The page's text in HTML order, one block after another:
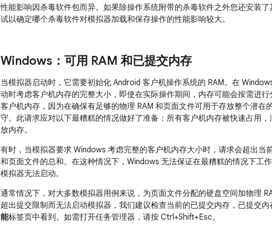
性能影响因杀毒软件包而异。如果除操作系统附带的杀毒软件之外您还安装
试以确定哪个杀毒软件对模拟器加载和保存操作的性能影响较大。
Windows：可用 RAM 和已提交内存
当模拟器启动时，它需要初始化 Android 客户机操作系统的 RAM。在
动时考虑客户机内存的完整大小，即使在实际操作期间，内存可能会按需进
客户机内存，因为在确保有足够的物理 RAM 和页面文件可用于存放整个潜在
守。此请求应对以下最糟糕的情况做好了准备：所有客户机内存被快速占用
放内存。
有时，当模拟器要求 Windows 考虑完整的客户机内存大小时，请求会超出当
和页面文件的总和。 在这种情况下，Windows 无法保证在最糟糕的情况下工
模拟器无法启动。
通常情况下，对大多数模拟器用例来说，为页面文件分配的硬盘空间加物理
超出提交限制而无法启动模拟器，我们建议检查当前的已提交内存，已提交
能标签页中看到。如需打开任务管理器，请按 Ctrl+Shift+Esc。